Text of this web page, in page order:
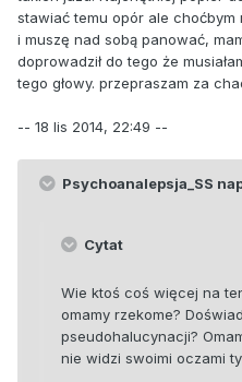
stawiać temu opór ale choćbym
i muszę nad sobą panować,
doprowadził do tego że
tego głowy. przepraszam za
-- 18 lis 2014, 22:49 --
Psychoanalepsja_SS
Cytat
Wie ktoś coś więcej na
omamy rzekome?
pseudohalucynacji?
nie widzi swoimi oczami